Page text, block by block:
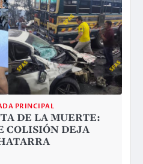
PRINCIPAL
DE LA MUERTE:
COLISIÓN DEJA